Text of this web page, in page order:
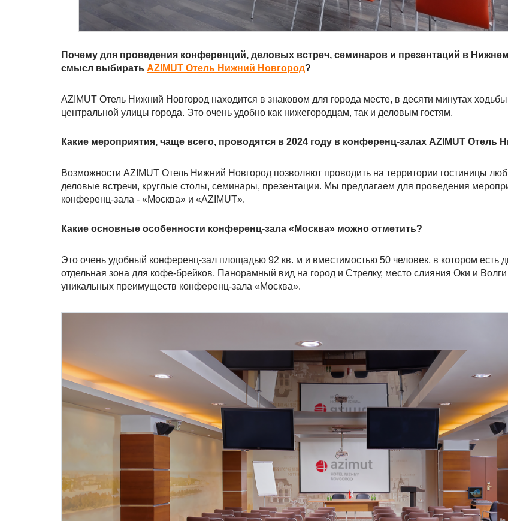
Почему для проведения конференций, деловых встреч, семинаров и презентаций в
смысл выбирать AZIMUT Отель Нижний Новгород?
AZIMUT Отель Нижний Новгород находится в знаковом для города месте, в десяти минутах
центральной улицы города. Это очень удобно как нижегородцам, так и деловым гостям.
Какие мероприятия, чаще всего, проводятся в 2024 году в конференц-залах AZIMUT Отель
Возможности AZIMUT Отель Нижний Новгород позволяют проводить на территории гостиницы
деловые встречи, круглые столы, семинары, презентации. Мы предлагаем для проведения
конференц-зала - «Москва» и «AZIMUT».
Какие основные особенности конференц-зала «Москва» можно отметить?
Это очень удобный конференц-зал площадью 92 кв. м и вместимостью 50 человек, в котором есть
отдельная зона для кофе-брейков. Панорамный вид на город и Стрелку, место слияния Оки и
уникальных преимуществ конференц-зала «Москва».